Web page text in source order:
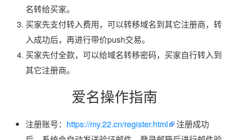
名转给买家。
买家先支付转入费用，可以转移域名到其它注册商，转
入成功后，再进行带价push交易。
买家先付全款，可以给域名转移密码，买家自行转入到
其它注册商。
爱名操作指南
注册账号： https://my.22.cn/register.html
注册成功